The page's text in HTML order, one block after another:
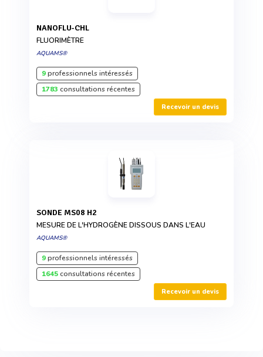
NANOFLU-CHL
FLUORIMÈTRE
AQUAMS®
9professionnels intéressés
1783 consultations récentes
Recevoir un devis
SONDE MS08 H2
MESURE DE L'HYDROGÈNE DISSOUS DANS L'EAU
AQUAMS®
9professionnels intéressés
1645consultations récentes
Recevoir un devis